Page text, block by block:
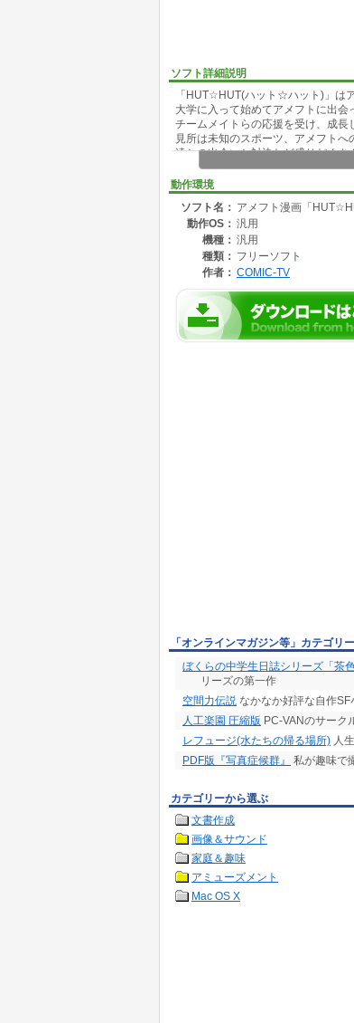
ソフト詳細説明
「HUT☆HUT(ハット☆ハット)」は
大学に入って始めてアメフトに出
チームメイトらの応援を受け、成長
見所は未知のスポーツ、アメフト
達との出会いと対決など盛りだくさ
どうぞ末永く応援お願いします。
動作環境
ソフト名： アメフト漫画「
動作OS： 汎用
機種： 汎用
種類： フリーソフト
作者： COMIC-TV
「オンラインマガジン等」カテゴリ
ぼくらの中学生日誌シリーズ「茶
リーズの第一作
空間力伝説 なかなか好評な自作SF
人工楽園 圧縮版 PC-VANのサーク
レフュージ(水たちの帰る場所) 人
PDF版『写真症候群』
私が趣味で
カテゴリーから選ぶ
文書作成
画像＆サウンド
家庭＆趣味
アミューズメント
Mac OS X